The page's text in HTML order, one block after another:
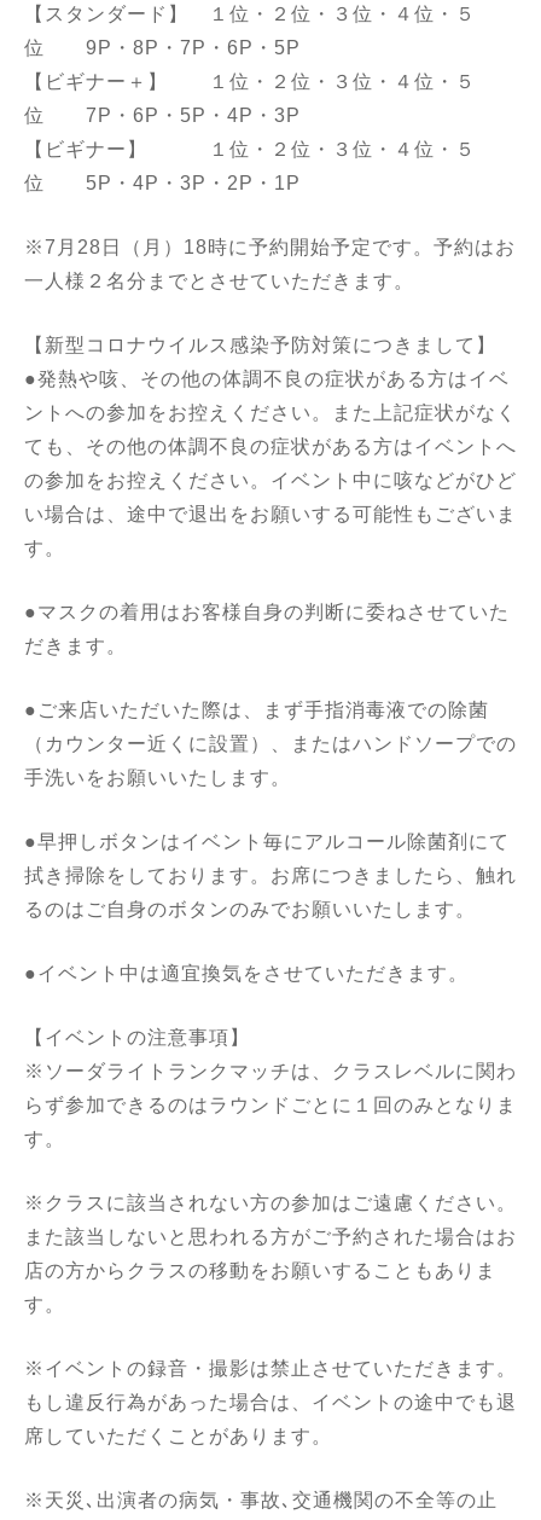
【スタンダード】 １位・２位・３位・４位・５
位 9P・8P・7P・6P・5P
【ビギナー＋】 １位・２位・３位・４位・５
位 7P・6P・5P・4P・3P
【ビギナー】 １位・２位・３位・４位・５
位 5P・4P・3P・2P・1P
※7月28日（月）18時に予約開始予定です。予約はお
一人様２名分までとさせていただきます。
【新型コロナウイルス感染予防対策につきまして】
●発熱や咳、その他の体調不良の症状がある方はイベ
ントへの参加をお控えください。また上記症状がなく
ても、その他の体調不良の症状がある方はイベントへ
の参加をお控えください。イベント中に咳などがひど
い場合は、途中で退出をお願いする可能性もございま
す。
●マスクの着用はお客様自身の判断に委ねさせていた
だきます。
●ご来店いただいた際は、まず手指消毒液での除菌
（カウンター近くに設置）、またはハンドソープでの
手洗いをお願いいたします。
●早押しボタンはイベント毎にアルコール除菌剤にて
拭き掃除をしております。お席につきましたら、触れ
るのはご自身のボタンのみでお願いいたします。
●イベント中は適宜換気をさせていただきます。
【イベントの注意事項】
※ソーダライトランクマッチは、クラスレベルに関わ
らず参加できるのはラウンドごとに１回のみとなりま
す。
※クラスに該当されない方の参加はご遠慮ください。
また該当しないと思われる方がご予約された場合はお
店の方からクラスの移動をお願いすることもありま
す。
※イベントの録音・撮影は禁止させていただきます。
もし違反行為があった場合は、イベントの途中でも退
席していただくことがあります。
※天災､出演者の病気・事故､交通機関の不全等の止